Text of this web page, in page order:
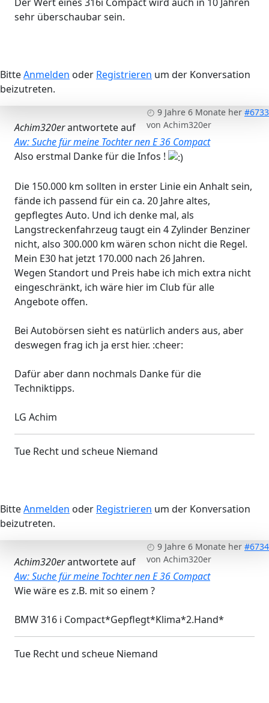
sehr überschaubar sein.
BitteAnmelden oder Registrieren um der Konversation
beizutreten.
9 Jahre 6 Monate her #6733
von Achim320er
Achim320erantwortete auf
Aw: Suche für meine Tochter nen E 36 Compact
Also erstmal Danke für die Infos !
Die 150.000 km sollten in erster Linie ein Anhalt sein,
fände ich passend für ein ca. 20 Jahre altes,
gepflegtes Auto. Und ich denke mal, als
Langstreckenfahrzeug taugt ein 4 Zylinder Benziner
nicht, also 300.000 km wären schon nicht die Regel.
Mein E30 hat jetzt 170.000 nach 26 Jahren.
Wegen Standort und Preis habe ich mich extra nicht
eingeschränkt, ich wäre hier im Club für alle
Angebote offen.
Bei Autobörsen sieht es natürlich anders aus, aber
deswegen frag ich ja erst hier. :cheer:
Dafür aber dann nochmals Danke für die
Techniktipps.
LG Achim
Tue Recht und scheue Niemand
BitteAnmelden oder Registrieren um der Konversation
beizutreten.
9 Jahre 6 Monate her #6734
von Achim320er
Achim320erantwortete auf
Aw: Suche für meine Tochter nen E 36 Compact
Wie wäre es z.B. mit so einem ?
BMW 316 i Compact*Gepflegt*Klima*2.Hand*
Tue Recht und scheue Niemand